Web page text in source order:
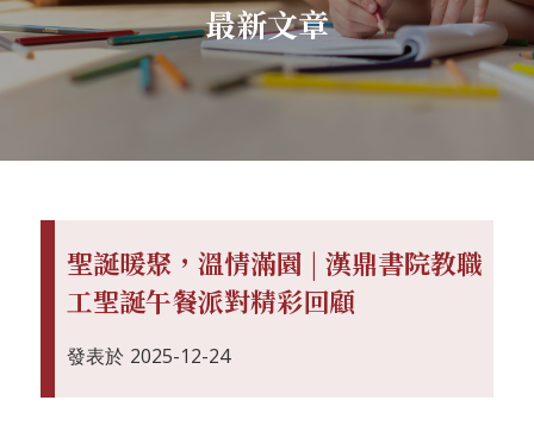
最新文章
聖誕暖聚，溫情滿園 | 漢鼎書院教職
工聖誕午餐派對精彩回顧
發表於 2025-12-24